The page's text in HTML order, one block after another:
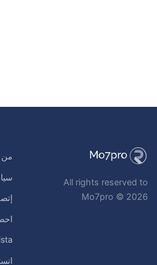
All rights reserved to
Mo7pro © 2026
من